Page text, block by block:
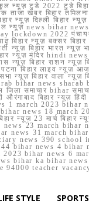
स्कूल न्यूज़ टुडे 2022 टुडे
ताजा खबर बिहार
न्यूज़ दिल्ली बिहार
न्यूज़ news bihar
lockdown 2022
बिहार न्यूज़ बक्सर
न्यूज़ बिहार भारत
न्यूज़ मंदिर hindi
न्यूज़ बिहार राशन
पटना बिहार लाइव
न्यूज़ बिहार वाला न्यूज़
bihar news sharab
समाचार bihar
औरंगाबाद बिहार
1 march 2023 bihar
news 18 march
न्यूज़ 23 मार्च
23 march
news 31 march
news 390 school
bihar news 4
bihar news 6
bihar ka bihar
teacher
STYLE SPORTS